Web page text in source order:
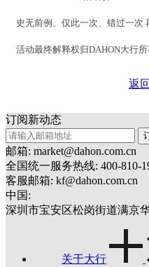
史无前例、仅此一次、错过一次
活动最终解释权归DAHON大行
返
订阅新动态
邮箱: market@dahon.com.cn
全国统一服务热线: 400-810-
客服邮箱: kf@dahon.com.cn
中国:
深圳市宝安区松岗街道满京
关于大行